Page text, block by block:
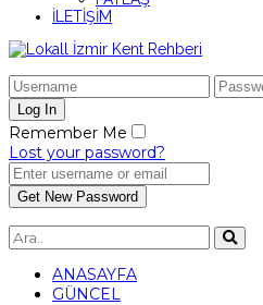
İLETİŞİM
Remember Me
Lost your password?
ANASAYFA
GÜNCEL